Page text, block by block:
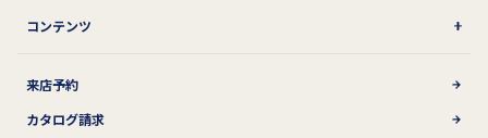
コンテンツ
来店予約
カタログ請求